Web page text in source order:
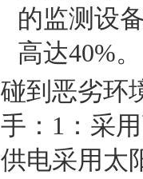
的监测设
高达40%。
碰到恶劣环
手：1：采
供电采用太